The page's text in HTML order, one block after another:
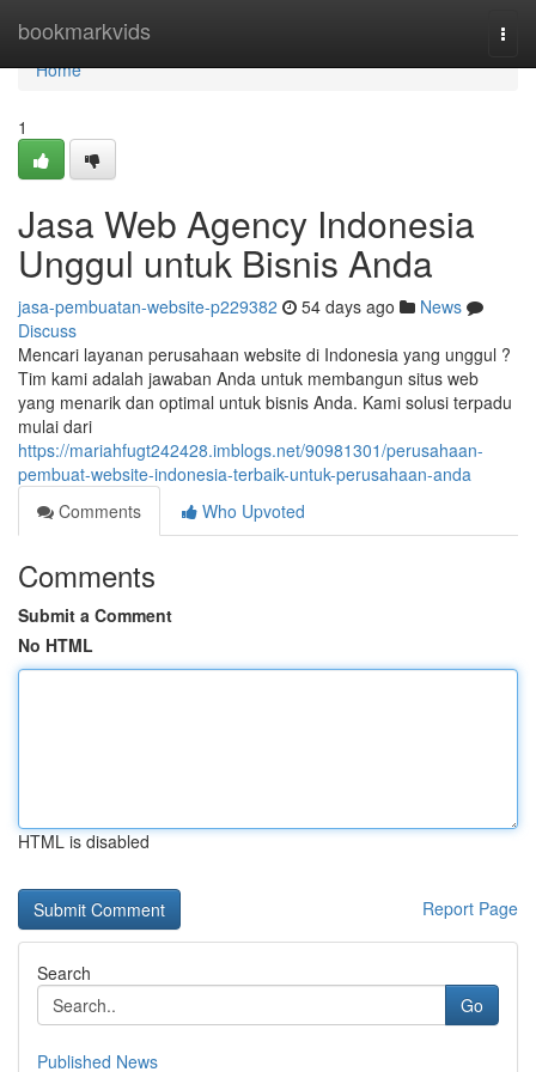
bookmarkvids
Home
Home
1
Jasa Web Agency Indonesia
Unggul untuk Bisnis Anda
jasa-pembuatan-website-p229382 54 days ago
News
Discuss
Mencari layanan perusahaan website di Indonesia yang unggul ?
Tim kami adalah jawaban Anda untuk membangun situs web
yang menarik dan optimal untuk bisnis Anda. Kami solusi terpadu
mulai dari
https://mariahfugt242428.imblogs.net/90981301/perusahaan-
pembuat-website-indonesia-terbaik-untuk-perusahaan-anda
Comments
Who Upvoted
Comments
Submit a Comment
No HTML
HTML is disabled
Report Page
Search
Go
Published News